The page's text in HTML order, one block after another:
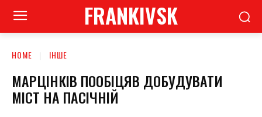
FRANKIVSK
HOME ІНШЕ
МАРЦІНКІВ ПООБІЦЯВ ДОБУДУВАТИ
МІСТ НА ПАСІЧНІЙ